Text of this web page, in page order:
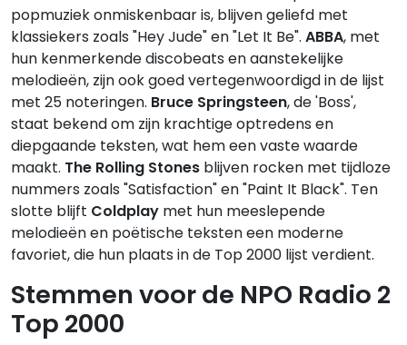
popmuziek onmiskenbaar is, blijven geliefd met
klassiekers zoals "Hey Jude" en "Let It Be". ABBA, met
hun kenmerkende discobeats en aanstekelijke
melodieën, zijn ook goed vertegenwoordigd in de lijst
met 25 noteringen. Bruce Springsteen, de 'Boss',
staat bekend om zijn krachtige optredens en
diepgaande teksten, wat hem een vaste waarde
maakt. The Rolling Stones blijven rocken met tijdloze
nummers zoals "Satisfaction" en "Paint It Black". Ten
slotte blijft Coldplay met hun meeslepende
melodieën en poëtische teksten een moderne
favoriet, die hun plaats in de Top 2000 lijst verdient.
Stemmen voor de NPO Radio 2
Top 2000